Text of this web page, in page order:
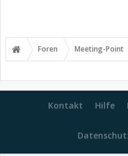
Foren Meeting-Point
Kontakt Hilfe